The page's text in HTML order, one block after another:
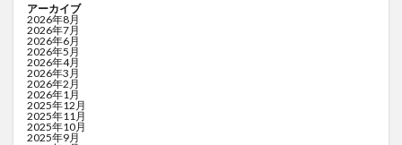
アーカイブ
2026年8月
2026年7月
2026年6月
2026年5月
2026年4月
2026年3月
2026年2月
2026年1月
2025年12月
2025年11月
2025年10月
2025年9月